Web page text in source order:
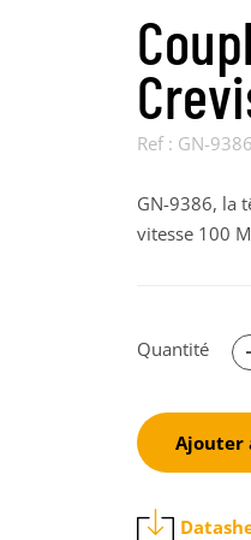
Ref : GN-9386
GN-9386, la
vitesse 100
Quantité
Ajouter